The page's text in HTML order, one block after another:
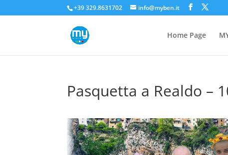
+39 329.8631702 info@myben.it
Home Page
Pasquetta a Realdo –